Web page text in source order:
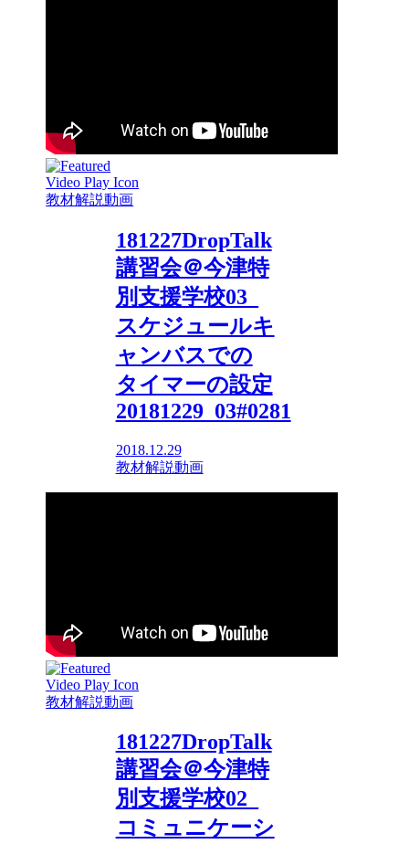
教材解説動画
181227DropTalk
講習会＠今津特
別支援学校03_
スケジュールキ
ャンバスでの
タイマーの設定
20181229_03#0281
2018.12.29
教材解説動画
教材解説動画
181227DropTalk
講習会＠今津特
別支援学校02_
コミュニケーシ